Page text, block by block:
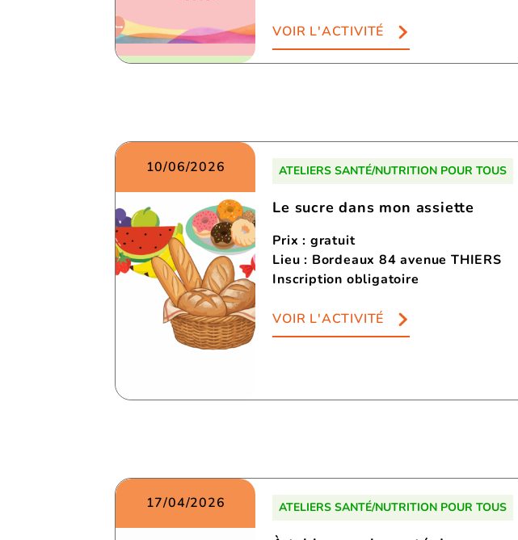
VOIR L'ACTIVITÉ
10/06/2026 ATELIERS SANTÉ/NUTRITION POUR TOUS
Le sucre dans mon assiette
Prix : gratuit
Lieu : Bordeaux 84 avenue THIERS
Inscription obligatoire
VOIR L'ACTIVITÉ
17/04/2026 ATELIERS SANTÉ/NUTRITION POUR TOUS